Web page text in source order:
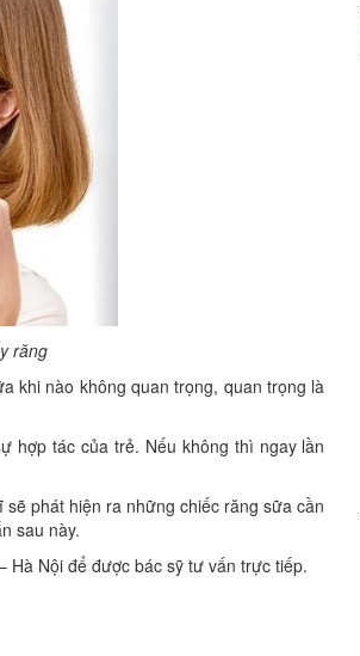
răng
khi nào không quan trọng, quan trọng là
hợp tác của trẻ. Nếu không thì ngay lần
phát hiện ra những chiếc răng sữa cần
sau này.
Hà Nội để được bác sỹ tư vấn trực tiếp.